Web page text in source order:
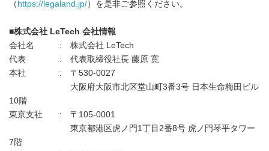
（ https://legaland.jp/）を是非ご参照ください。
■株式会社 LeTech 会社情報
会社名 : 株式会社 LeTech
代表 : 代表取締役社長 藤原 寛
本社 : 〒530-0027
大阪府大阪市北区堂山町3番3号 日本生命梅田ビル
10階
東京支社 : 〒105-0001
東京都港区虎ノ門1丁目2番8号 虎ノ門琴平タワー
7階